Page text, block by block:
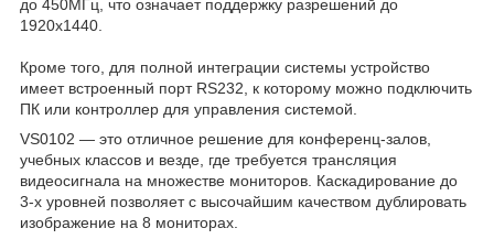
до 450МГц, что означает поддержку разрешений до
1920х1440.
Кроме того, для полной интеграции системы устройство
имеет встроенный порт RS232, к которому можно подключить
ПК или контроллер для управления системой.
VS0102 — это отличное решение для конференц-залов,
учебных классов и везде, где требуется трансляция
видеосигнала на множестве мониторов. Каскадирование до
3-х уровней позволяет с высочайшим качеством дублировать
изображение на 8 мониторах.